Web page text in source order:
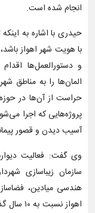
انجام شده است.
حیدری با اشاره به
با هویت شهر اهواز
و دستورالعمل‌ها
المان‌ها را به
حراست از آن‌ها در
پروژه‌هایی که اجرا
آسیب دیدن و قصور
وی گفت: فعالیت
سازمان زیباسازی
هندسی میادین،
اهواز